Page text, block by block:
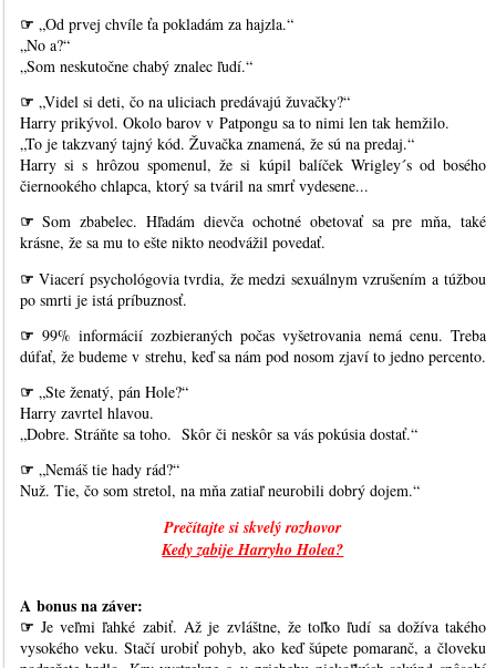
☞ „Od prvej chvíle ťa pokladám za hajzla.“
„No a?“
„Som neskutočne chabý znalec ľudí.“
☞ „Videl si deti, čo na uliciach predávajú žuvačky?“
Harry prikývol. Okolo barov v Patpongu sa to nimi len tak hemžilo.
„To je takzvaný tajný kód. Žuvačka znamená, že sú na predaj.“
Harry si s hrôzou spomenul, že si kúpil balíček Wrigley´s od bosého
čiernookého chlapca, ktorý sa tváril na smrť vydesene...
☞Som zbabelec. Hľadám dievča ochotné obetovať sa pre mňa, také
krásne, že sa mu to ešte nikto neodvážil povedať.
☞Viacerí psychológovia tvrdia, že medzi sexuálnym vzrušením a túžbou
po smrti je istá príbuznosť.
☞ 99% informácií zozbieraných počas vyšetrovania nemá cenu. Treba
dúfať, že budeme v strehu, keď sa nám pod nosom zjaví to jedno percento.
☞ „Ste ženatý, pán Hole?“
Harry zavrtel hlavou.
„Dobre. Stráňte sa toho. Skôr či neskôr sa vás pokúsia dostať.“
☞ „Nemáš tie hady rád?“
Nuž. Tie, čo som stretol, na mňa zatiaľ neurobili dobrý dojem.“
Prečítajte si skvelý rozhovor
Kedy zabije Harryho Holea?
A bonus na záver:
☞ Je veľmi ľahké zabiť. Až je zvláštne, že toľko ľudí sa dožíva takého
vysokého veku. Stačí urobiť pohyb, ako keď šúpete pomaranč, a človeku